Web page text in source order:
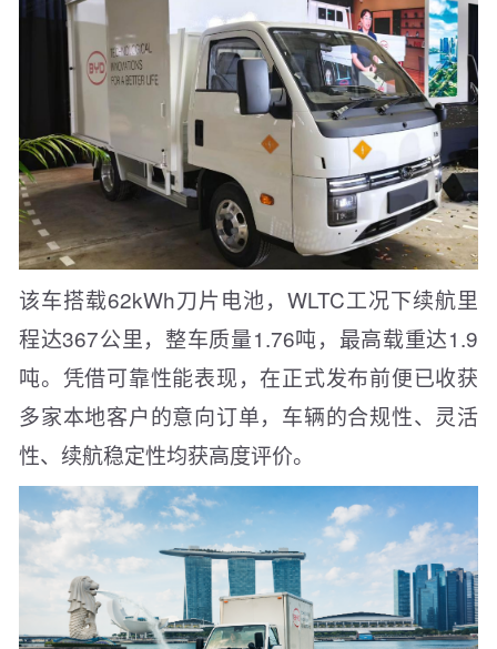
该车搭载62kWh刀片电池，WLTC工况下续航里
程达367公里，整车质量1.76吨，最高载重达1.9
吨。凭借可靠性能表现，在正式发布前便已收获
多家本地客户的意向订单，车辆的合规性、灵活
性、续航稳定性均获高度评价。